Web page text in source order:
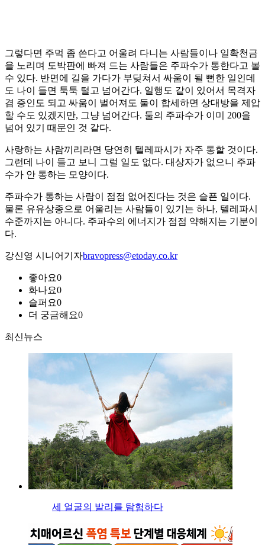
그렇다면 주먹 좀 쓴다고 어울려 다니는 사람들이나 일확천금
을 노리며 도박판에 빠져 드는 사람들은 주파수가 통한다고 볼
수 있다. 반면에 길을 가다가 부딪쳐서 싸움이 될 뻔한 일인데
도 나이 들면 툭툭 털고 넘어간다. 일행도 같이 있어서 목격자
겸 증인도 되고 싸움이 벌어져도 둘이 합세하면 상대방을 제압
할 수도 있겠지만, 그냥 넘어간다. 둘의 주파수가 이미 200을
넘어 있기 때문인 것 같다.
사랑하는 사람끼리라면 당연히 텔레파시가 자주 통할 것이다.
그런데 나이 들고 보니 그럴 일도 없다. 대상자가 없으니 주파
수가 안 통하는 모양이다.
주파수가 통하는 사람이 점점 없어진다는 것은 슬픈 일이다.
물론 유유상종으로 어울리는 사람들이 있기는 하나, 텔레파시
수준까지는 아니다. 주파수의 에너지가 점점 약해지는 기분이
다.
강신영 시니어기자bravopress@etoday.co.kr
좋아요0
화나요0
슬퍼요0
더 궁금해요0
최신뉴스
세 얼굴의 발리를 탐험하다